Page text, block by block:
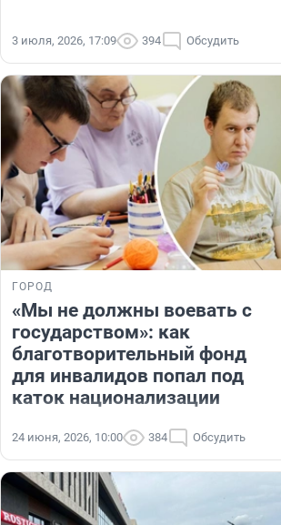
3 июля, 2026, 17:09 394 Обсудить
ГОРОД
«Мы не должны воевать с
государством»: как
благотворительный фонд
для инвалидов попал под
каток национализации
24 июня, 2026, 10:00 384 Обсудить